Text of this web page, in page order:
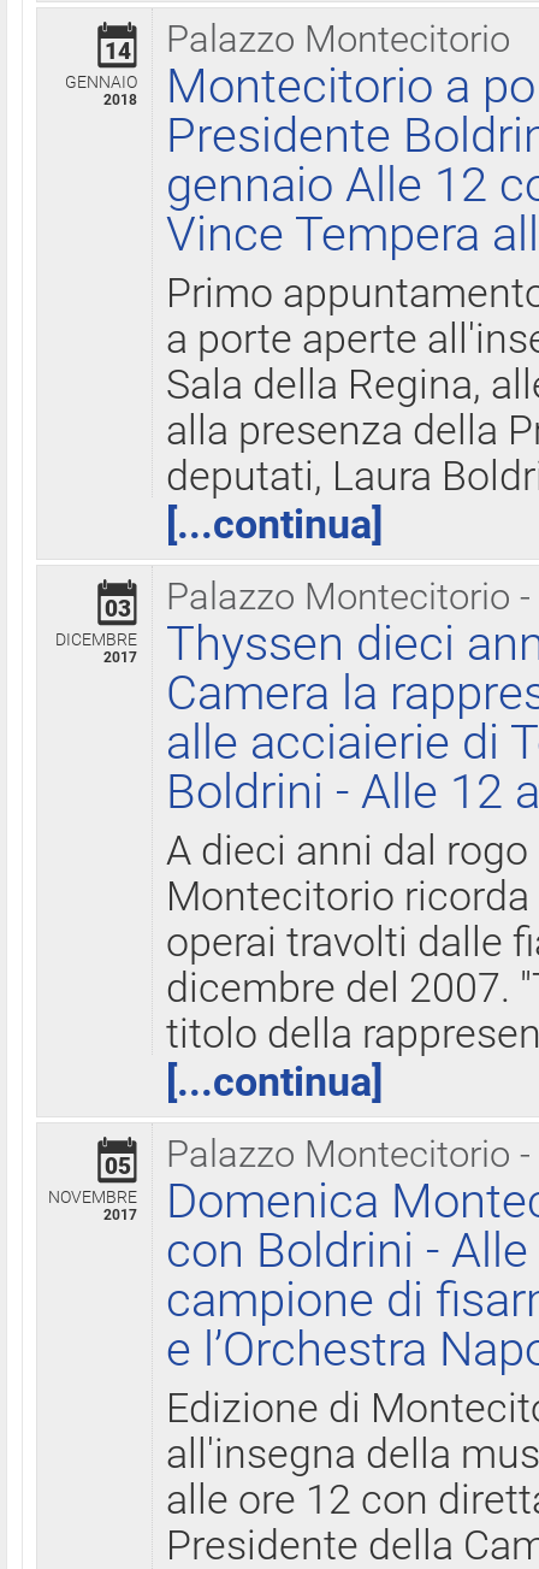
Palazzo Montecitorio
14
GENNAIO
2018
Montecitorio a
Presidente
gennaio Alle 12
Vince Tempera
Primo
a porte aperte
Sala della Regina,
alla presenza della
deputati, Laura
[...continua]
Palazzo Montecitorio
03
DICEMBRE
2017
Thyssen dieci
Camera la
alle acciaierie di
Boldrini - Alle 12
A dieci anni dal
Montecitorio
operai travolti dalle
dicembre del 2007.
titolo della
[...continua]
Palazzo Montecitorio
05
NOVEMBRE
2017
Domenica
con Boldrini -
campione di
e l’Orchestra
Edizione di
all'insegna della
alle ore 12 con
Presidente della